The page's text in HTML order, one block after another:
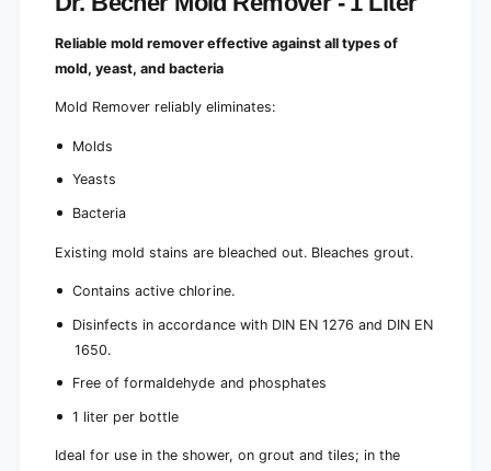
Reliable mold remover effective against all types of
mold, yeast, and bacteria
Mold Remover reliably eliminates:
Molds
Yeasts
Bacteria
Existing mold stains are bleached out. Bleaches grout.
Contains active chlorine.
Disinfects in accordance with DIN EN 1276 and DIN EN
1650.
Free of formaldehyde and phosphates
1 liter per bottle
Ideal for use in the shower, on grout and tiles; in the